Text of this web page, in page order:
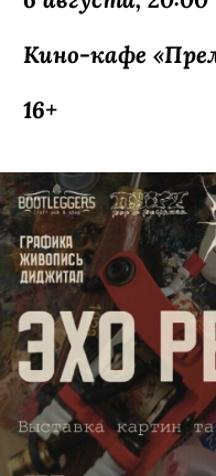
с точной и
6 августа, 20:00
Кино-кафе
16+